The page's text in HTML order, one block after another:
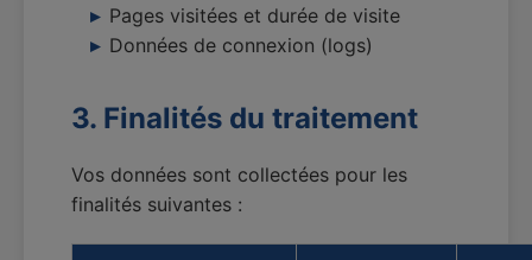
Pages visitées et durée de visite
Données de connexion (logs)
3. Finalités du traitement
Vos données sont collectées pour les
finalités suivantes :